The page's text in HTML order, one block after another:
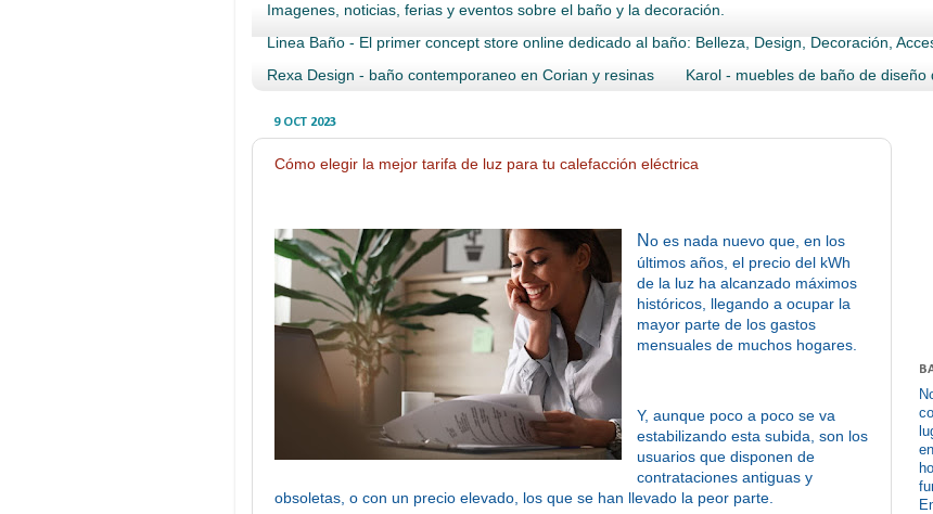
Imagenes, noticias, ferias y eventos sobre el baño y la decoración.
Linea Baño - El primer concept store online dedicado al baño: Belleza, Design, Decoración,
Rexa Design - baño contemporaneo en Corian y resinas
Karol - muebles de baño de diseño
9 OCT 2023
Cómo elegir la mejor tarifa de luz para tu calefacción eléctrica
No es nada nuevo que, en los
últimos años, el precio del kWh
de la luz ha alcanzado máximos
históricos, llegando a ocupar la
mayor parte de los gastos
mensuales de muchos hogares.
Y, aunque poco a poco se va
estabilizando esta subida, son los
usuarios que disponen de
contrataciones antiguas y
obsoletas, o con un precio elevado, los que se han llevado la peor parte.